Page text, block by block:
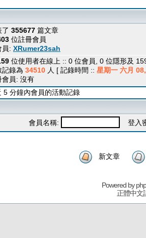
了 355677 篇文章
位註冊會員
員: XRumer23sah
位使用者在線上 :: 0 位會員, 0 位隱形及
記錄為 34510 人 [ 記錄時間 :: 星期一 六月
會員: 沒有
5 分鐘內會員的活動記錄
會員名稱: 登入
新文章
Powered by
正體中文